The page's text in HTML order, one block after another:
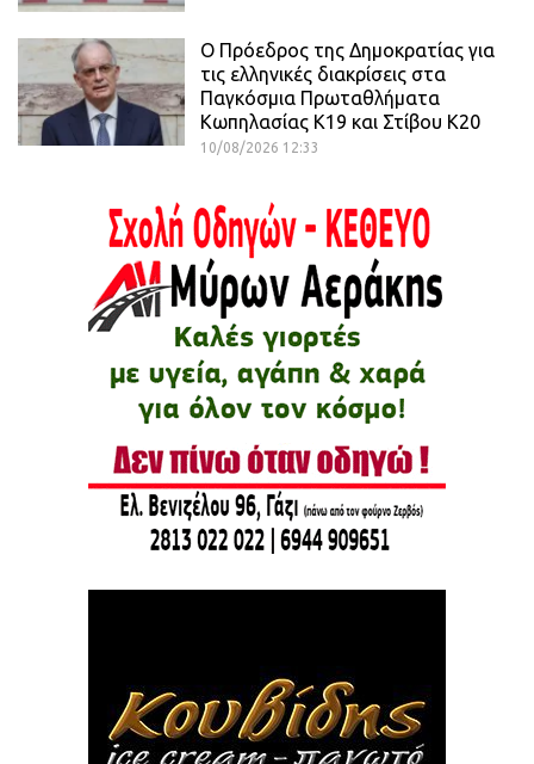
Ο Πρόεδρος της Δημοκρατίας για
τις ελληνικές διακρίσεις στα
Παγκόσμια Πρωταθλήματα
Κωπηλασίας Κ19 και Στίβου Κ20
10/08/2026 12:33